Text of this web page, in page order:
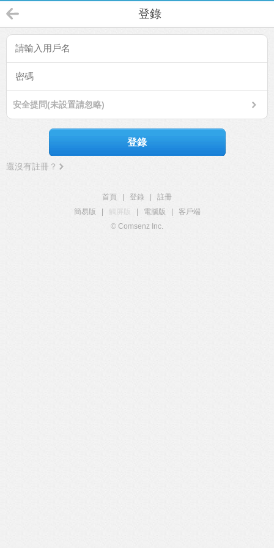
登錄
安全提問(未設置請忽略)
登錄
還沒有註冊？
首頁 登錄
註冊
簡易版
觸屏版 電腦版
客戶端
© Comsenz Inc.